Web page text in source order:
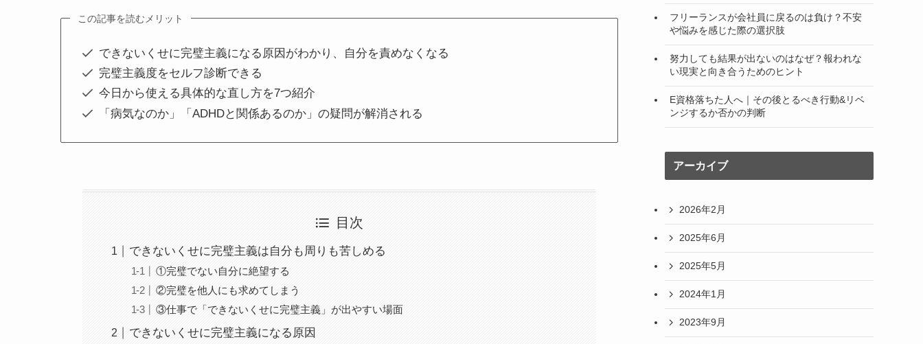
この記事を読むメリット
できないくせに完璧主義になる原因がわかり、自分を責めなくなる
完璧主義度をセルフ診断できる
今日から使える具体的な直し方を7つ紹介
「病気なのか」「ADHDと関係あるのか」の疑問が解消される
目次
できないくせに完璧主義は自分も周りも苦しめる
①完璧でない自分に絶望する
②完璧を他人にも求めてしまう
③仕事で「できないくせに完璧主義」が出やすい場面
できないくせに完璧主義になる原因
フリーランスが会社員に戻るのは負け？不安
や悩みを感じた際の選択肢
努力しても結果が出ないのはなぜ？報われな
い現実と向き合うためのヒント
E資格落ちた人へ｜その後とるべき行動&リベ
ンジするか否かの判断
アーカイブ
2026年2月
2025年6月
2025年5月
2024年1月
2023年9月